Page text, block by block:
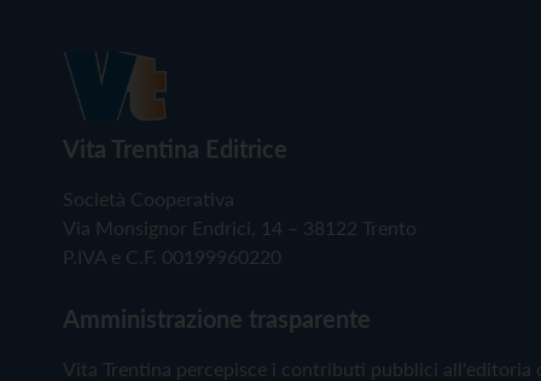
Vita Trentina Editrice
Società Cooperativa
Via Monsignor Endrici, 14 – 38122 Trento
P.IVA e C.F. 00199960220
Amministrazione trasparente
Vita Trentina percepisce i contributi pubblici all'editoria